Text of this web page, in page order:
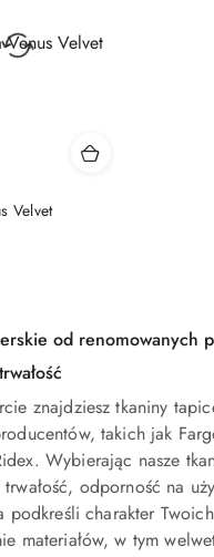
Velvet
od renomowanych
znajdziesz tkaniny
takich jak
Wybierając nasze
odporność na
podkreśli charakter
materiałów, w tym